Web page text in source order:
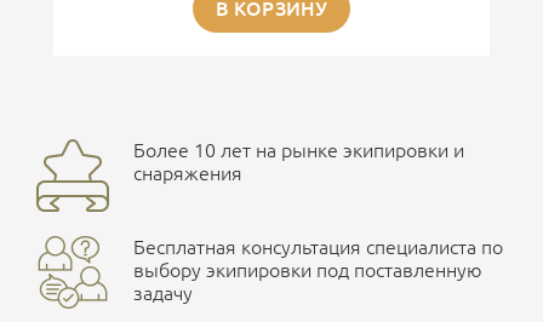
В КОРЗИНУ
Более 10 лет на рынке экипировки и
снаряжения
Бесплатная консультация специалиста по
выбору экипировки под поставленную
задачу